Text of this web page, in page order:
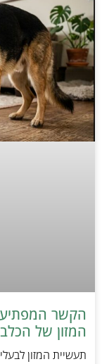
הקשר המפתיע
המזון של הכלב
תעשיית המזון